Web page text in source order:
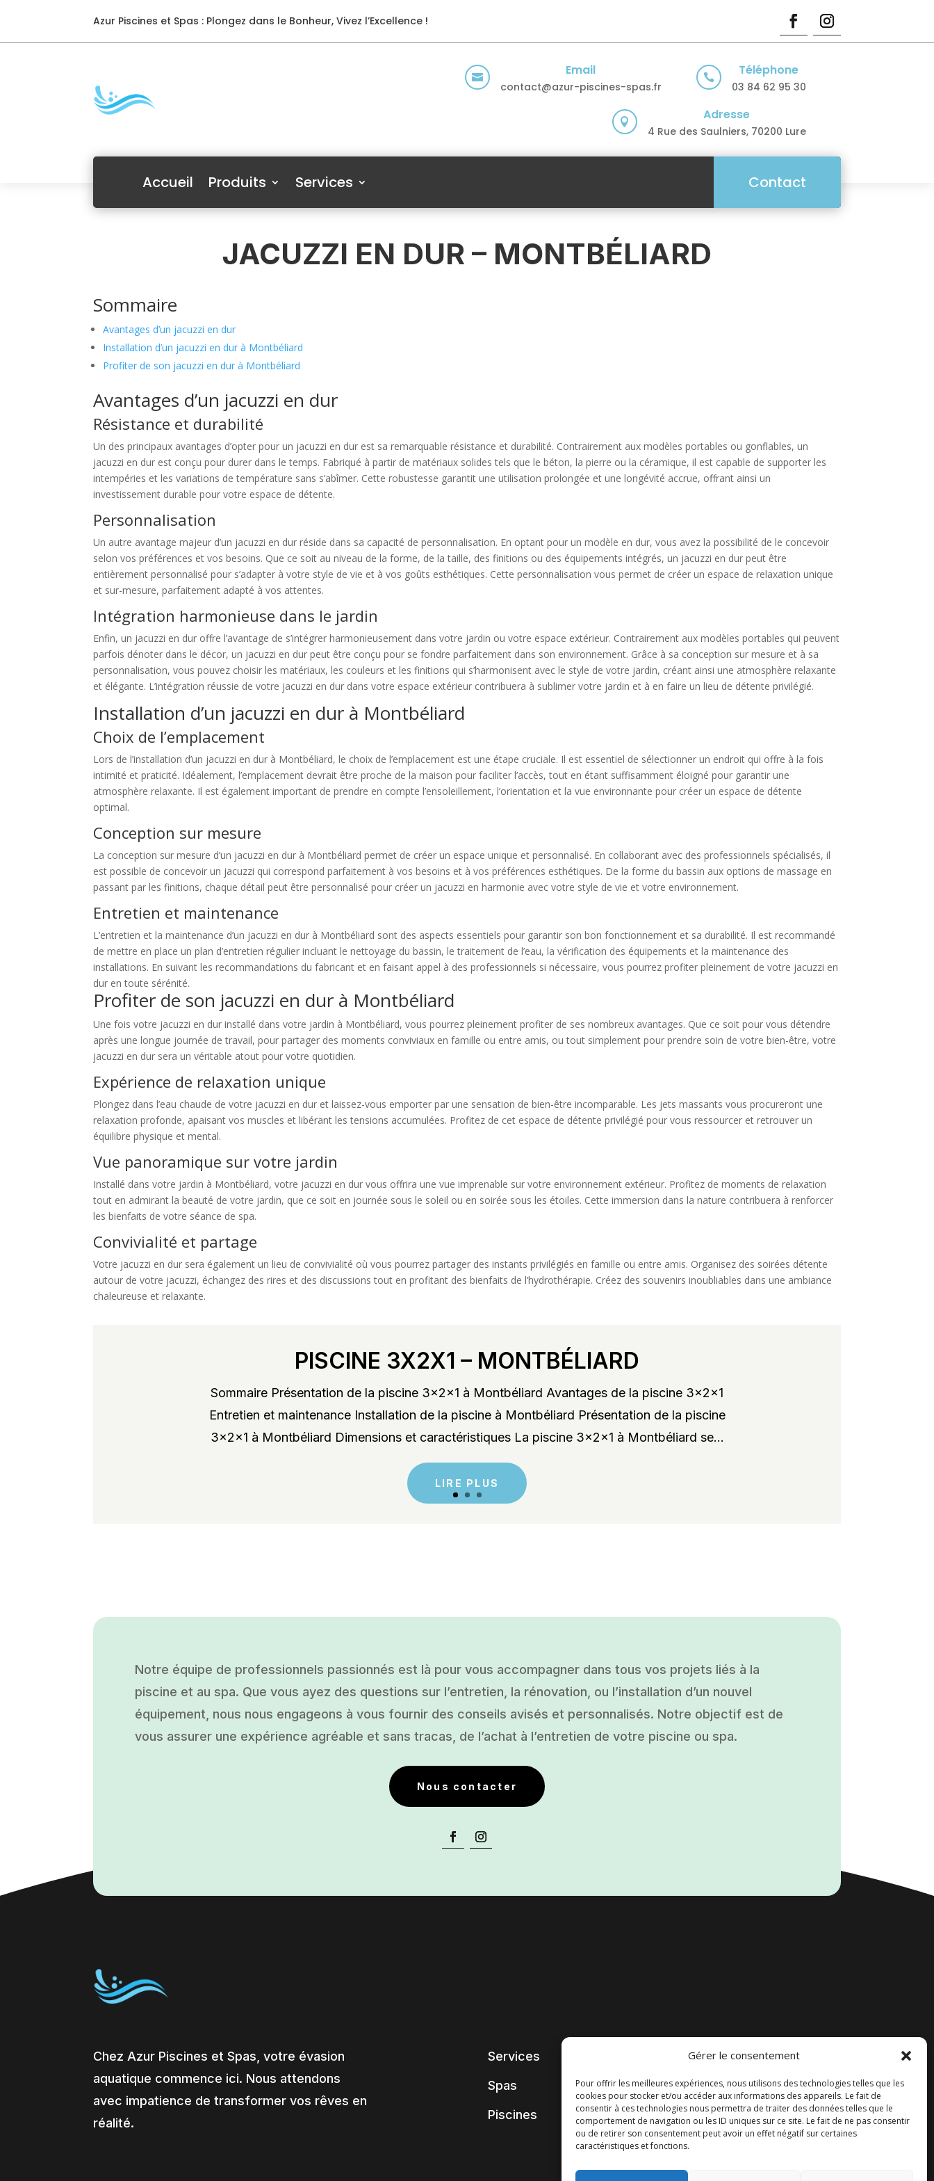
Gérer le consentement
Pour offrir les meilleures expériences, nous utilisons des technologies telles que les
cookies pour stocker et/ou accéder aux informations des appareils. Le fait de
consentir à ces technologies nous permettra de traiter des données telles que le
comportement de navigation ou les ID uniques sur ce site. Le fait de ne pas consentir
ou de retirer son consentement peut avoir un effet négatif sur certaines
caractéristiques et fonctions.
Azur Piscines et Spas : Plongez dans le Bonheur, Vivez l’Excellence !
 Email
contact@azur-piscines-spas.fr
 Téléphone
03 84 62 95 30
 Adresse
4 Rue des Saulniers, 70200 Lure
Accueil Produits Services Contact
JACUZZI EN DUR – MONTBÉLIARD
Sommaire
Avantages d’un jacuzzi en dur
Installation d’un jacuzzi en dur à Montbéliard
Profiter de son jacuzzi en dur à Montbéliard
Avantages d’un jacuzzi en dur
Résistance et durabilité
Un des principaux avantages d’opter pour un jacuzzi en dur est sa remarquable résistance et durabilité. Contrairement aux modèles portables ou gonflables, un
jacuzzi en dur est conçu pour durer dans le temps. Fabriqué à partir de matériaux solides tels que le béton, la pierre ou la céramique, il est capable de supporter les
intempéries et les variations de température sans s’abîmer. Cette robustesse garantit une utilisation prolongée et une longévité accrue, offrant ainsi un
investissement durable pour votre espace de détente.
Personnalisation
Un autre avantage majeur d’un jacuzzi en dur réside dans sa capacité de personnalisation. En optant pour un modèle en dur, vous avez la possibilité de le concevoir
selon vos préférences et vos besoins. Que ce soit au niveau de la forme, de la taille, des finitions ou des équipements intégrés, un jacuzzi en dur peut être
entièrement personnalisé pour s’adapter à votre style de vie et à vos goûts esthétiques. Cette personnalisation vous permet de créer un espace de relaxation unique
et sur-mesure, parfaitement adapté à vos attentes.
Intégration harmonieuse dans le jardin
Enfin, un jacuzzi en dur offre l’avantage de s’intégrer harmonieusement dans votre jardin ou votre espace extérieur. Contrairement aux modèles portables qui peuvent
parfois dénoter dans le décor, un jacuzzi en dur peut être conçu pour se fondre parfaitement dans son environnement. Grâce à sa conception sur mesure et à sa
personnalisation, vous pouvez choisir les matériaux, les couleurs et les finitions qui s’harmonisent avec le style de votre jardin, créant ainsi une atmosphère relaxante
et élégante. L’intégration réussie de votre jacuzzi en dur dans votre espace extérieur contribuera à sublimer votre jardin et à en faire un lieu de détente privilégié.
Installation d’un jacuzzi en dur à Montbéliard
Choix de l’emplacement
Lors de l’installation d’un jacuzzi en dur à Montbéliard, le choix de l’emplacement est une étape cruciale. Il est essentiel de sélectionner un endroit qui offre à la fois
intimité et praticité. Idéalement, l’emplacement devrait être proche de la maison pour faciliter l’accès, tout en étant suffisamment éloigné pour garantir une
atmosphère relaxante. Il est également important de prendre en compte l’ensoleillement, l’orientation et la vue environnante pour créer un espace de détente
optimal.
Conception sur mesure
La conception sur mesure d’un jacuzzi en dur à Montbéliard permet de créer un espace unique et personnalisé. En collaborant avec des professionnels spécialisés, il
est possible de concevoir un jacuzzi qui correspond parfaitement à vos besoins et à vos préférences esthétiques. De la forme du bassin aux options de massage en
passant par les finitions, chaque détail peut être personnalisé pour créer un jacuzzi en harmonie avec votre style de vie et votre environnement.
Entretien et maintenance
L’entretien et la maintenance d’un jacuzzi en dur à Montbéliard sont des aspects essentiels pour garantir son bon fonctionnement et sa durabilité. Il est recommandé
de mettre en place un plan d’entretien régulier incluant le nettoyage du bassin, le traitement de l’eau, la vérification des équipements et la maintenance des
installations. En suivant les recommandations du fabricant et en faisant appel à des professionnels si nécessaire, vous pourrez profiter pleinement de votre jacuzzi en
dur en toute sérénité.
Profiter de son jacuzzi en dur à Montbéliard
Une fois votre jacuzzi en dur installé dans votre jardin à Montbéliard, vous pourrez pleinement profiter de ses nombreux avantages. Que ce soit pour vous détendre
après une longue journée de travail, pour partager des moments conviviaux en famille ou entre amis, ou tout simplement pour prendre soin de votre bien-être, votre
jacuzzi en dur sera un véritable atout pour votre quotidien.
Expérience de relaxation unique
Plongez dans l’eau chaude de votre jacuzzi en dur et laissez-vous emporter par une sensation de bien-être incomparable. Les jets massants vous procureront une
relaxation profonde, apaisant vos muscles et libérant les tensions accumulées. Profitez de cet espace de détente privilégié pour vous ressourcer et retrouver un
équilibre physique et mental.
Vue panoramique sur votre jardin
Installé dans votre jardin à Montbéliard, votre jacuzzi en dur vous offrira une vue imprenable sur votre environnement extérieur. Profitez de moments de relaxation
tout en admirant la beauté de votre jardin, que ce soit en journée sous le soleil ou en soirée sous les étoiles. Cette immersion dans la nature contribuera à renforcer
les bienfaits de votre séance de spa.
Convivialité et partage
Votre jacuzzi en dur sera également un lieu de convivialité où vous pourrez partager des instants privilégiés en famille ou entre amis. Organisez des soirées détente
autour de votre jacuzzi, échangez des rires et des discussions tout en profitant des bienfaits de l’hydrothérapie. Créez des souvenirs inoubliables dans une ambiance
chaleureuse et relaxante.
PISCINE 3X2X1 – MONTBÉLIARD
Sommaire Présentation de la piscine 3x2x1 à Montbéliard Avantages de la piscine 3x2x1
Entretien et maintenance Installation de la piscine à Montbéliard Présentation de la piscine
3x2x1 à Montbéliard Dimensions et caractéristiques La piscine 3x2x1 à Montbéliard se...
LIRE PLUS
Notre équipe de professionnels passionnés est là pour vous accompagner dans tous vos projets liés à la
piscine et au spa. Que vous ayez des questions sur l’entretien, la rénovation, ou l’installation d’un nouvel
équipement, nous nous engageons à vous fournir des conseils avisés et personnalisés. Notre objectif est de
vous assurer une expérience agréable et sans tracas, de l’achat à l’entretien de votre piscine ou spa.
Nous contacter
Chez Azur Piscines et Spas, votre évasion
aquatique commence ici. Nous attendons
avec impatience de transformer vos rêves en
réalité.
Services
Spas
Piscines
Accueil
Contact
Blog